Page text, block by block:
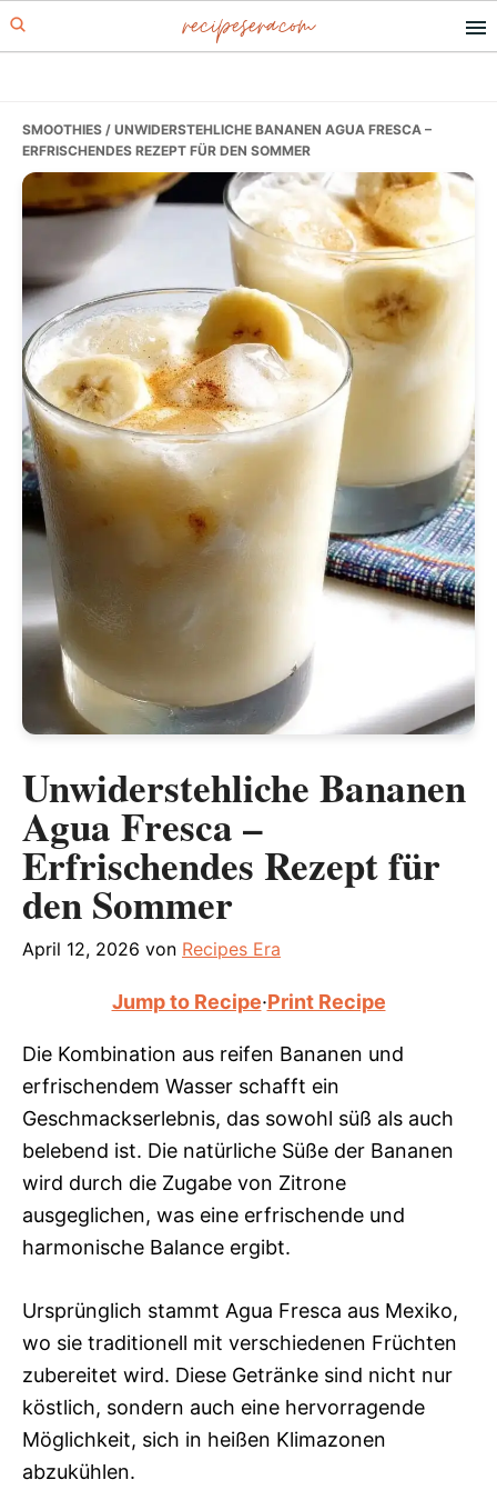
Skip
to
Skip
to
Skip
to
recipesera.com
SMOOTHIES / UNWIDERSTEHLICHE BANANEN AGUA FRESCA –
ERFRISCHENDES REZEPT FÜR DEN SOMMER
Unwiderstehliche Bananen
Agua Fresca –
Erfrischendes Rezept für
den Sommer
April 12, 2026 von Recipes Era
Jump to Recipe·Print Recipe
Die Kombination aus reifen Bananen und
erfrischendem Wasser schafft ein
Geschmackserlebnis, das sowohl süß als auch
belebend ist. Die natürliche Süße der Bananen
wird durch die Zugabe von Zitrone
ausgeglichen, was eine erfrischende und
harmonische Balance ergibt.
Ursprünglich stammt Agua Fresca aus Mexiko,
wo sie traditionell mit verschiedenen Früchten
zubereitet wird. Diese Getränke sind nicht nur
köstlich, sondern auch eine hervorragende
Möglichkeit, sich in heißen Klimazonen
abzukühlen.